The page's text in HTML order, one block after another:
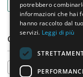
supermercati
tavole
CATEGORIE
Celle di
potrebbero
informazioni che hai
hanno raccolto dal
servizi. Leggi di più